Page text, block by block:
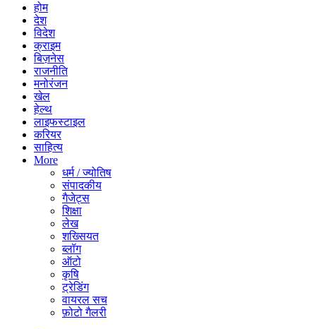
होम
देश
विदेश
क्राइम
बिज़नेस
राजनीति
मनोरंजन
खेल
हेल्थ
लाइफस्टाइल
करियर
साहित्य
More
धर्म / ज्योतिष
संपादकीय
गैजेट्स
शिक्षा
लेख
शख्सियत
ब्लॉग
ऑटो
कृषि
ट्रेडिंग
वायरल सच
फ़ोटो गैलरी